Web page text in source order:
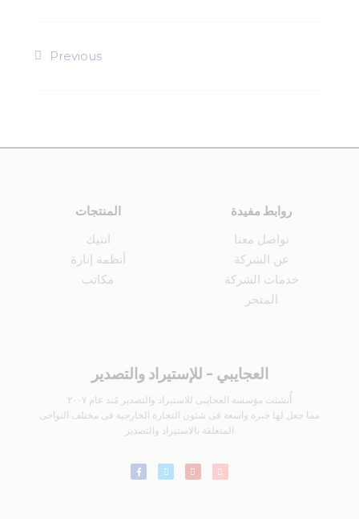
Previous
المنتجات
انتيك
أنظمة إنارة
مكاتب
روابط مفيدة
تواصل معنا
عن الشركة
خدمات الشركة
المتجر
العجايبي - للإستيراد والتصدير
أُنشئت مؤسسة العجايبى للاستيراد والتصدير مُنذ عام ٢٠٠٧
مما جعل لها خبرة واسعة فى شئون التجارة الخارجية فى مختلف النواحى
المتعلقة بالاستيراد والتصدير